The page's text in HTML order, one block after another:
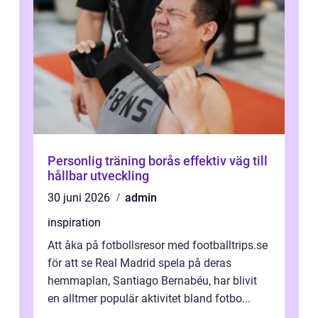
Personlig träning borås effektiv väg till
hållbar utveckling
30 juni 2026
admin
inspiration
Att åka på fotbollsresor med footballtrips.se
för att se Real Madrid spela på deras
hemmaplan, Santiago Bernabéu, har blivit
en alltmer populär aktivitet bland fotbo...